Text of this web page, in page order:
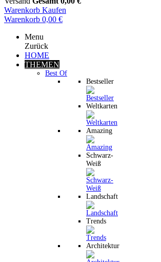
Warenkorb Kaufen
Warenkorb 0,00 €
Menu
Zurück
HOME
THEMEN
Best Of
Bestseller
Weltkarten
Amazing
Schwarz-
Weiß
Landschaft
Trends
Architektur